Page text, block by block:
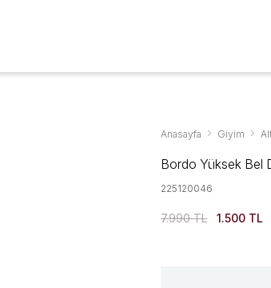
Anasayfa Giyim
Bordo Yüksek Bel
225120046
7.990 TL 1.500 TL